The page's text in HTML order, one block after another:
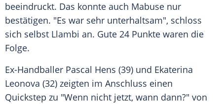
beeindruckt. Das konnte auch Mabuse nur
bestätigen. "Es war sehr unterhaltsam", schloss
sich selbst Llambi an. Gute 24 Punkte waren die
Folge.
Ex-Handballer Pascal Hens (39) und Ekaterina
Leonova (32) zeigten im Anschluss einen
Quickstep zu "Wenn nicht jetzt, wann dann?" von